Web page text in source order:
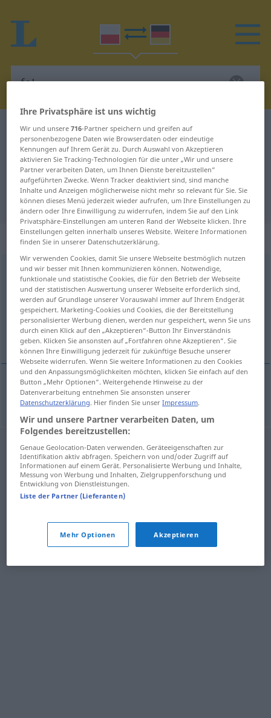
Polnisch-Deutsch Wörterbuch fe!
Polnisch-Deutsch Übersetzung für
"fe!"
"fe!" Deutsch Übersetzung
„fe!“: wykrzyknik
int
Übersicht aller Übersetzungen
(Für mehr Details die Übersetzung anklicken/antippen)
fui!, igitt!
fui!, igitt! fe!
Ihre Privatsphäre ist uns wichtig
Wir und unsere716-Partner speichern und greifen auf
personenbezogene Daten wie Browserdaten oder eindeutige
Kennungen auf Ihrem Gerät zu. Durch Auswahl von Akzeptieren
aktivieren Sie Tracking-Technologien für die unter „Wir und unsere
Partner verarbeiten Daten, um Ihnen Dienste bereitzustellen“
aufgeführten Zwecke. Wenn Tracker deaktiviert sind, sind manche
Inhalte und Anzeigen möglicherweise nicht mehr so relevant für Sie. Sie
können dieses Menü jederzeit wieder aufrufen, um Ihre Einstellungen zu
ändern oder Ihre Einwilligung zu widerrufen, indem Sie auf den Link
Privatsphäre-Einstellungen am unteren Rand der Webseite klicken. Ihre
Einstellungen gelten innerhalb unseres Website. Weitere Informationen
finden Sie in unserer Datenschutzerklärung.
Wir verwenden Cookies, damit Sie unsere Webseite bestmöglich nutzen
und wir besser mit Ihnen kommunizieren können. Notwendige,
funktionale und statistische Cookies, die für den Betrieb der Webseite
und der statistischen Auswertung unserer Webseite erforderlich sind,
werden auf Grundlage unserer Vorauswahl immer auf Ihrem Endgerät
gespeichert. Marketing-Cookies und Cookies, die der Bereitstellung
personalisierter Werbung dienen, werden nur gespeichert, wenn Sie uns
durch einen Klick auf den „Akzeptieren“-Button Ihr Einverständnis
geben. Klicken Sie ansonsten auf „Fortfahren ohne Akzeptieren“. Sie
können Ihre Einwilligung jederzeit für zukünftige Besuche unserer
Webseite widerrufen. Wenn Sie weitere Informationen zu den Cookies
und den Anpassungsmöglichkeiten möchten, klicken Sie einfach auf den
Button „Mehr Optionen“. Weitergehende Hinweise zu der
Datenverarbeitung entnehmen Sie ansonsten unserer
Datenschutzerklärung. Hier finden Sie unserImpressum.
Wir und unsere Partner verarbeiten Daten, um
Folgendes bereitzustellen:
Genaue Geolocation-Daten verwenden. Geräteeigenschaften zur
Identifikation aktiv abfragen. Speichern von und/oder Zugriff auf
Informationen auf einem Gerät. Personalisierte Werbung und Inhalte,
Messung von Werbung und Inhalten, Zielgruppenforschung und
Entwicklung von Dienstleistungen.
Liste der Partner (Lieferanten)
Mehr Optionen Akzeptieren